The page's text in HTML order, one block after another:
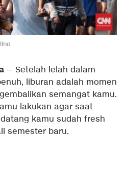
-- Setelah lelah dalam
liburan adalah momen
semangat kamu.
lakukan agar saat
kamu sudah fresh
semester baru.